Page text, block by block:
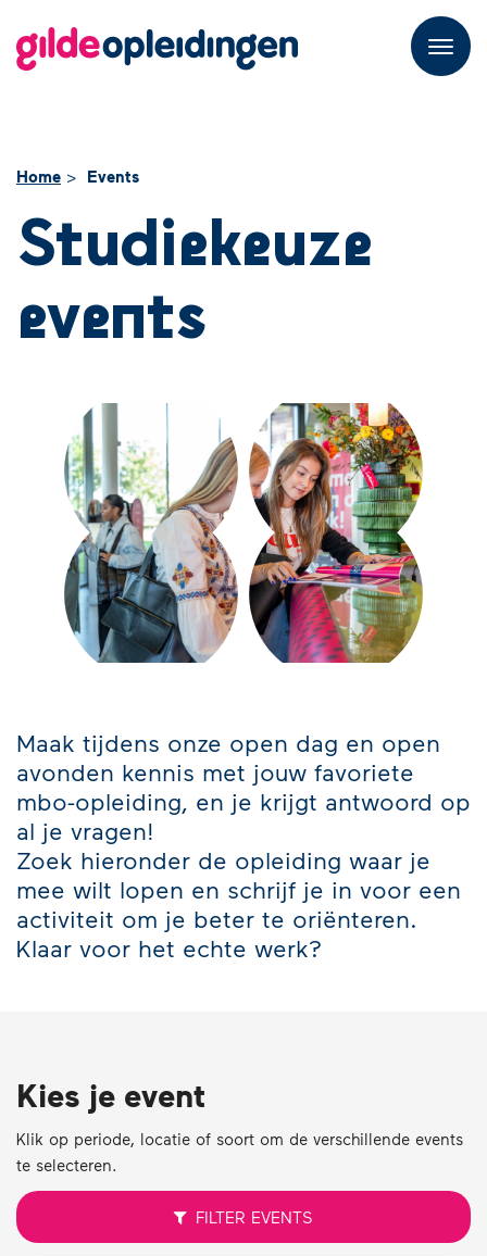
Home
Events
Studiekeuze
events
Maak tijdens onze open dag en open
avonden kennis met jouw favoriete
mbo-opleiding, en je krijgt antwoord op
al je vragen!
Zoek hieronder de opleiding waar je
mee wilt lopen en schrijf je in voor een
activiteit om je beter te oriënteren.
Klaar voor het echte werk?
Kies je event
Klik op periode, locatie of soort om de verschillende events
te selecteren.
FILTER EVENTS